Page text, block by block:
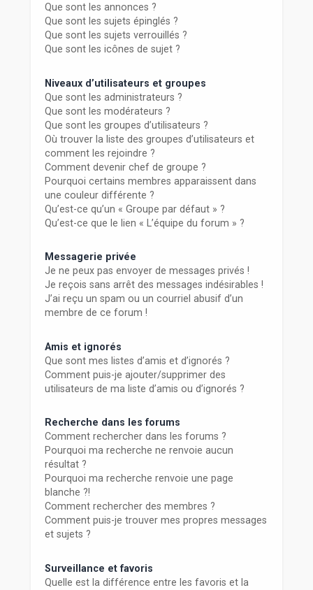
Que sont les annonces ?
Que sont les sujets épinglés ?
Que sont les sujets verrouillés ?
Que sont les icônes de sujet ?
Niveaux d’utilisateurs et groupes
Que sont les administrateurs ?
Que sont les modérateurs ?
Que sont les groupes d’utilisateurs ?
Où trouver la liste des groupes d’utilisateurs et
comment les rejoindre ?
Comment devenir chef de groupe ?
Pourquoi certains membres apparaissent dans
une couleur différente ?
Qu’est-ce qu’un « Groupe par défaut » ?
Qu’est-ce que le lien « L’équipe du forum » ?
Messagerie privée
Je ne peux pas envoyer de messages privés !
Je reçois sans arrêt des messages indésirables !
J’ai reçu un spam ou un courriel abusif d’un
membre de ce forum !
Amis et ignorés
Que sont mes listes d’amis et d’ignorés ?
Comment puis-je ajouter/supprimer des
utilisateurs de ma liste d’amis ou d’ignorés ?
Recherche dans les forums
Comment rechercher dans les forums ?
Pourquoi ma recherche ne renvoie aucun
résultat ?
Pourquoi ma recherche renvoie une page
blanche ?!
Comment rechercher des membres ?
Comment puis-je trouver mes propres messages
et sujets ?
Surveillance et favoris
Quelle est la différence entre les favoris et la